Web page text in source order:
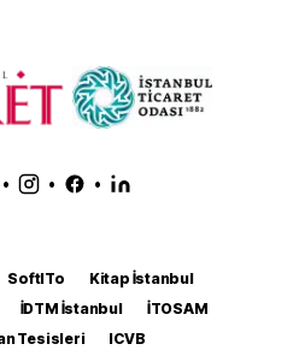
• • •
SoftITo
Kitap İstanbul
İDTM İstanbul
İTOSAM
Tesisleri
ICVB